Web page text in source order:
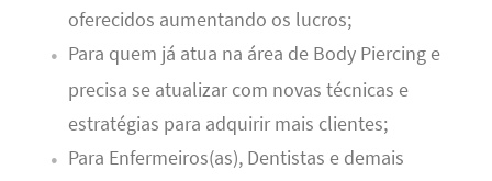
oferecidos aumentando os lucros;
Para quem já atua na área de Body Piercing e
precisa se atualizar com novas técnicas e
estratégias para adquirir mais clientes;
Para Enfermeiros(as), Dentistas e demais